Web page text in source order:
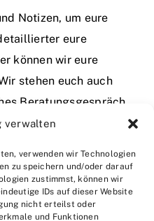
verwalten
verwenden wir Technologien
zu speichern und/oder darauf
zustimmst, können wir
IDs auf dieser Website
nicht erteilst oder
und Funktionen
Notizen, um eure
eure
können wir eure
stehen euch auch
Beratungsgespräch
ich während der
ändere?
und passen die